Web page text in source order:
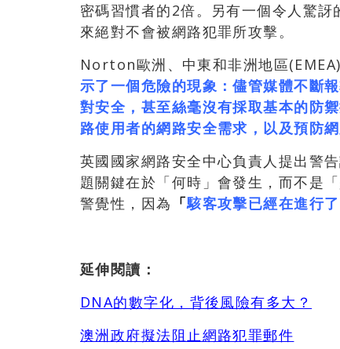
密碼習慣者的2倍。另有一個令人驚
來絕對不會被網路犯罪所攻擊。
Norton歐洲、中東和非洲地區
示了一個危險的現象：儘管媒體不斷
對安全，甚至絲毫沒有採取基本的防
路使用者的網路安全需求，以及預防網
英國國家網路安全中心負責人提出警
題關鍵在於「何時」會發生，而不是
警覺性，因為 「駭客攻擊已經在進行
延伸閱讀：
DNA的數字化，背後風險有多大？
澳洲政府擬法阻止網路犯罪郵件